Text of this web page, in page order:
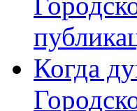
Когда